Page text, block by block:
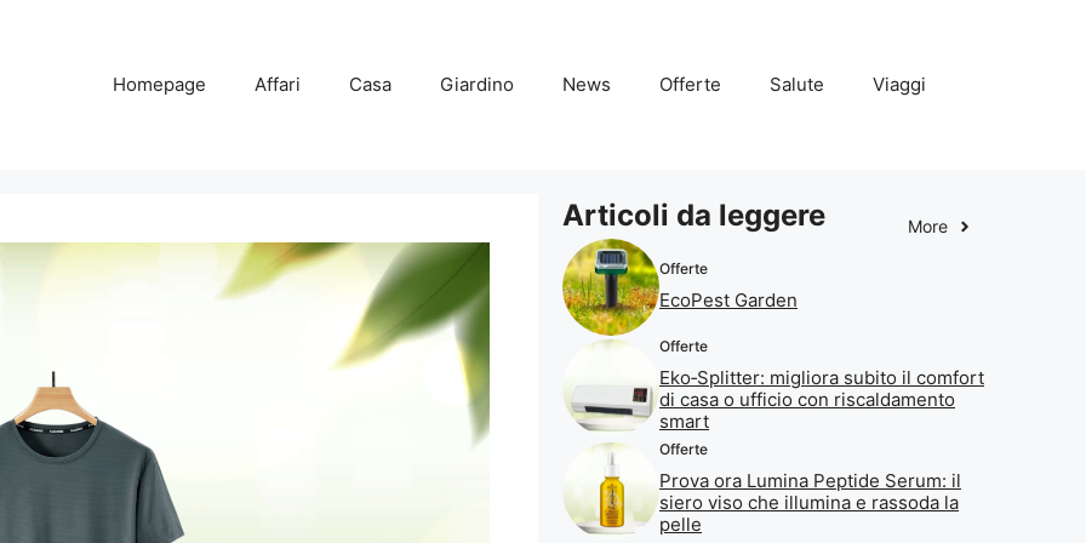
Homepage Affari Casa Giardino News Offerte Salute Viaggi
Articoli da leggere More
Offerte
EcoPest Garden
Offerte
Eko‑Splitter: migliora subito il comfort
di casa o ufficio con riscaldamento
smart
Offerte
Prova ora Lumina Peptide Serum: il
siero viso che illumina e rassoda la
pelle